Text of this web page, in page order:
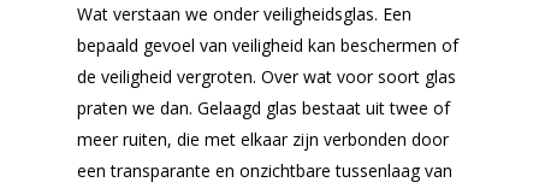
Wat verstaan we onder veiligheidsglas. Een
bepaald gevoel van veiligheid kan beschermen of
de veiligheid vergroten. Over wat voor soort glas
praten we dan. Gelaagd glas bestaat uit twee of
meer ruiten, die met elkaar zijn verbonden door
een transparante en onzichtbare tussenlaag van